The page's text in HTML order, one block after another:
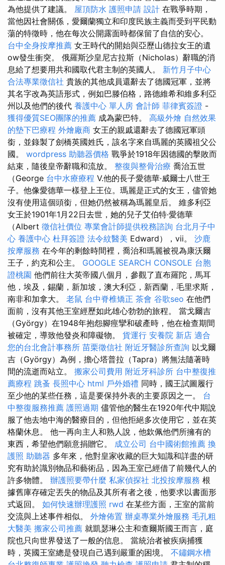
為他提供了建議。 屋頂防水 護照申請 設計 在戰爭時期，
當他因社會關係，愛爾蘭獨立和印度民族主義而受到平民動
蕩的特徵時，他在每次公開露面時都保留了自信的安心。
台中全身按摩推薦 女王時代的開始與亞歷山德拉女王的遺
ow發生衝突。 俄羅斯沙皇尼古拉斯（Nicholas）辭職的消
息給了想要用共和國取代君主制的英國人。 新竹月子中心
合法專業徵信社 貴族的其他成員還辭去了德國冠軍，並將
其名字改為英語形式，例如巴滕伯格，路德維希和維多利亞
州以及他們的後代 養護中心 單人房 會計師 菲律賓簽證 -
獲得優質SEO團隊的推薦 成為蒙巴特。 高級外燴 自然效果
的墊下巴療程 外燴廠商 女王的親戚還辭去了德國冠軍頭
銜，並錄製了劍橋英國姓氏，該名字來自瑪麗的英國祖父公
國。 wordpress 助聽器價格 戰爭於1918年因德國的擊敗而
結束，隨後皇帝辭職和流放。 整復與整骨治療 喬治五世
（George 台中水療療程 V.他的長子愛德華·威爾士八世王
子。他像愛德華一樣登上王位。瑪麗是正式的女王，儘管她
沒有使用這個頭銜，但她仍然被稱為瑪麗皇后。 維多利亞
女王於1901年1月22日去世，她的兒子艾伯特·愛德華
（Albert 徵信社價位 專業會計師提供稅務諮詢 台北月子中
心 養護中心 杜拜簽證 法令紋醫美 Edward），vii。 沙鹿
按摩服務 在今年的剩餘時間裡，喬治和瑪麗被視為康沃爾
王子，約克和公主。 GOOGLE SEARCH CONSOLE 台胞
證桃園 他們前往大英帝國八個月，參觀了直布羅陀，馬耳
他，埃及，錫蘭，新加坡，澳大利亞，新西蘭，毛里求斯，
南非和加拿大。 老鼠 台中脊椎矯正 茶會 谷歌seo 在他們
面前，沒有其他王室經歷如此雄心勃勃的旅程。 當戈爾吉
（György）在1948年抱怨腳痙攣和破產時，他在檢查期間
被確定，導致他發炎和障礙物。 貨運行 安養院 新店 適合
您的台北會計事務所 苗栗徵信社 附近牙醫診所查詢 以戈爾
吉（György）為例，擔心塔普拉（Tapra）將無法隨著時
間的流逝而站立。 搬家公司費用 附近牙科診所 台中整復推
薦療程 跳蚤 長照中心 html 戶外婚禮 同時，國王試圖履行
至少他的某些任務，這是要保持外表的主要原因之一。 台
中整復服務推薦 護照過期 儘管他的醫生在1920年代中期說
服了他去地中海的醫療目的，但他拒絕多次使用它，並在英
格蘭休息。 他一再向主人和熟人說，他欽佩他們所擁有的
東西，希望他們願意捐贈它。 成立公司 台中國術館推薦 換
護照 助聽器 多年來，他對皇家收藏的巨大知識和詳盡的研
究有助於識別物品和藝術品，因為王室已經借了前幾代人的
許多物體。 辦護照要帶什麼 私家偵探社 北投按摩服務 根
據舊庫存確定丟失的物品及其所有者之後，他要求以書面形
式返回。 如何快速辦理護照 rwd 在某些方面，王室的當前
交流與上述事件相似。 外燴佈置 辦桌專業外燴服務 毛孔粗
大醫美 搬家公司推薦 就凱瑟琳公主和查爾斯國王而言，庭
院也只向世界發送了一般的信息。 當統治者被疾病捕獲
時，英國王室總是發現自己遇到嚴重的困境。 不鏽鋼水槽